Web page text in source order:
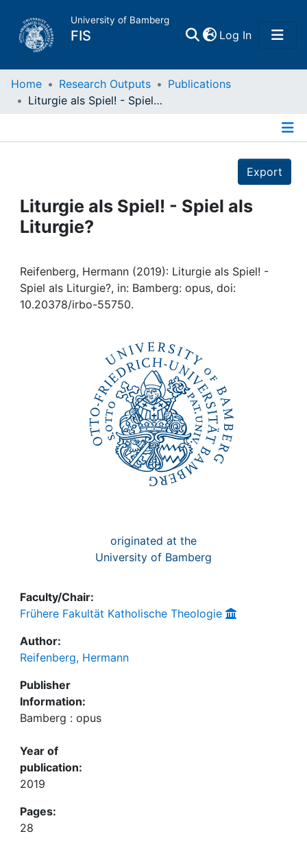
University of Bamberg
FIS Log In(current)
Home
Projects
People
Institutions
Awards
Home Research Outputs
Publications
Liturgie als Spiel! - Spiel als Liturgie?
Export
Liturgie als Spiel! - Spiel als
Liturgie?
Reifenberg, Hermann (2019): Liturgie als Spiel! -
Spiel als Liturgie?, in: Bamberg: opus, doi:
10.20378/irbo-55750.
originated at the
University of Bamberg
Faculty/Chair:
Frühere Fakultät Katholische Theologie
Author:
Reifenberg, Hermann
Publisher
Information:
Bamberg : opus
Year of
publication:
2019
Pages:
28